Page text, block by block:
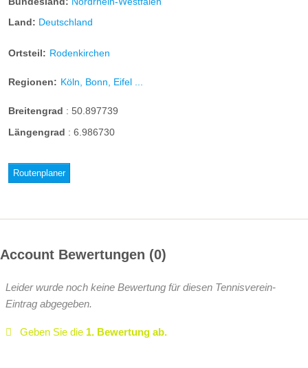
Land: Deutschland
Ortsteil: Rodenkirchen
Regionen: Köln, Bonn, Eifel ...
Breitengrad : 50.897739
Längengrad : 6.986730
Routenplaner
Account Bewertungen 0
Leider wurde noch keine Bewertung für diesen Tennisverein-
Eintrag abgegeben.
Geben Sie die 1. Bewertung ab.